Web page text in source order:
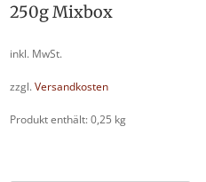
250g Mixbox
inkl. MwSt.
zzgl.Versandkosten
Produkt enthält: 0,25 kg